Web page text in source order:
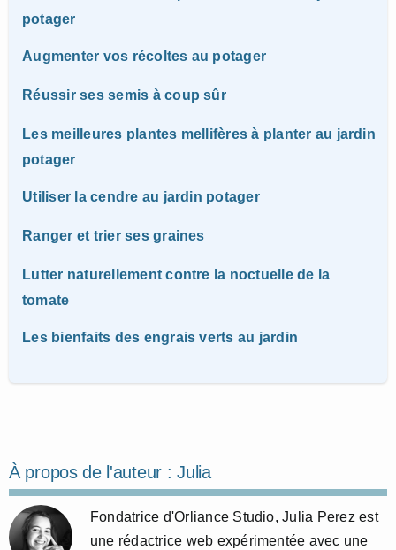
potager
Augmenter vos récoltes au potager
Réussir ses semis à coup sûr
Les meilleures plantes mellifères à planter au jardin
potager
Utiliser la cendre au jardin potager
Ranger et trier ses graines
Lutter naturellement contre la noctuelle de la
tomate
Les bienfaits des engrais verts au jardin
À propos de l'auteur :Julia
Fondatrice d'Orliance Studio, Julia Perez est
une rédactrice web expérimentée avec une